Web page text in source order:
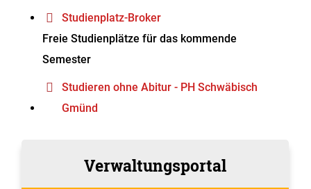
Studienplatz-Broker
Freie Studienplätze für das kommende
Semester
Studieren ohne Abitur - PH Schwäbisch
Gmünd
Verwaltungsportal